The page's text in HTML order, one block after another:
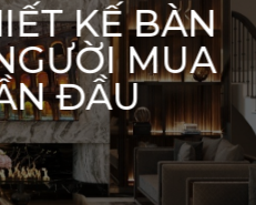
KẾ BÀN
MUA
ĐẦU